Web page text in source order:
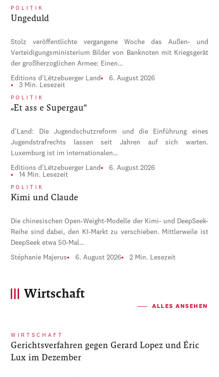
POLITIK
Ungeduld
Stolz veröffentlichte vergangene Woche das Außen- und
Verteidigungsministerium Bilder von Banknoten mit Kriegsgerät
der großherzoglichen Armee: Einen…
Editions d'Lëtzebuerger Land
6. August 2026
3 Min. Lesezeit
POLITIK
„Et ass e Supergau“
d’Land: Die Jugendschutzreform und die Einführung eines
Jugendstrafrechts lassen seit Jahren auf sich warten.
Luxemburg ist im internationalen…
Editions d'Lëtzebuerger Land
6. August 2026
14 Min. Lesezeit
POLITIK
Kimi und Claude
Die chinesischen Open-Weight-Modelle der Kimi- und DeepSeek-
Reihe sind dabei, den KI-Markt zu verschieben. Mittlerweile ist
DeepSeek etwa 50-Mal…
Stéphanie Majerus 6. August 2026 2 Min. Lesezeit
Wirtschaft
ALLES ANSEHEN
WIRTSCHAFT
Gerichtsverfahren gegen Gerard Lopez und Éric
Lux im Dezember